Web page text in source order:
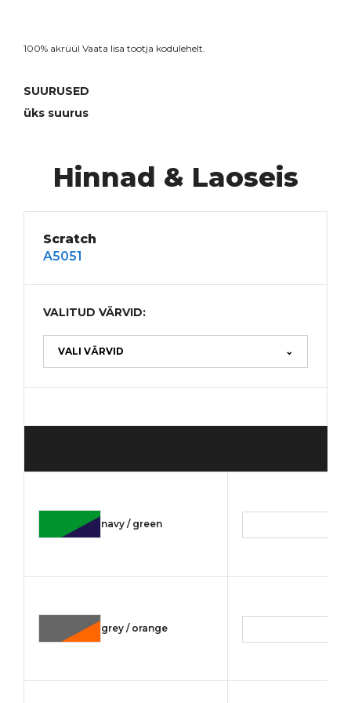
100% akrüül Vaata lisa tootja kodulehelt.
SUURUSED
üks suurus
Hinnad & Laoseis
Scratch
A5051
VALITUD VÄRVID:
VALI VÄRVID ⌄
navy / green
grey / orange